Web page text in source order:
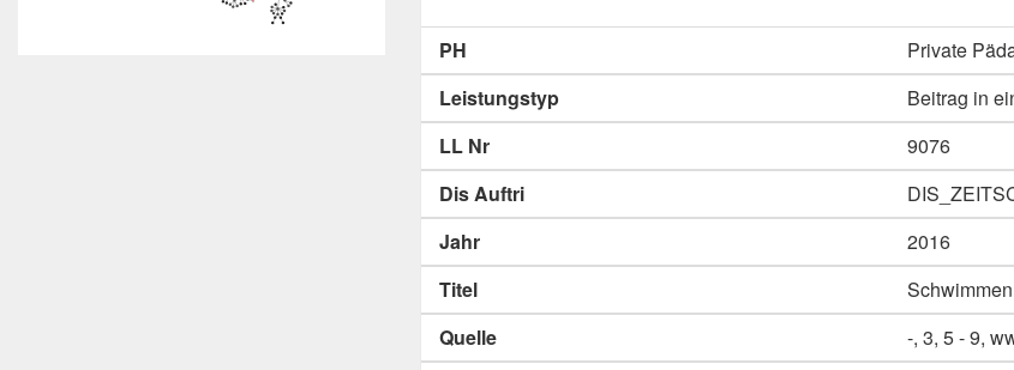
PH
Private
Leistungstyp
Beitrag in
LL Nr
9076
Dis Auftri
Jahr
2016
Titel
Quelle
-, 3, 5 - 9,